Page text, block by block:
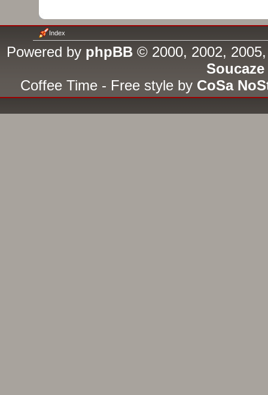
Index
Powered by phpBB© 2000, 2002,
Soucaze
Coffee Time - Free style by CoSa